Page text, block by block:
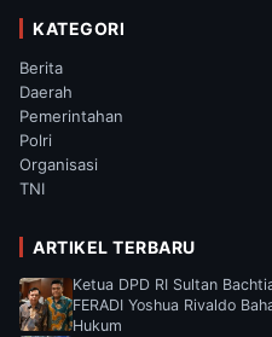
KATEGORI
Berita
Daerah
Pemerintahan
Polri
Organisasi
TNI
ARTIKEL TERBARU
Ketua DPD RI Sultan
FERADI Yoshua Rivaldo
Hukum